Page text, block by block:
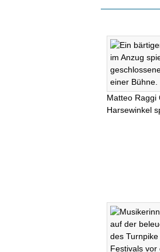
Matteo Raggi
Harsewinkel